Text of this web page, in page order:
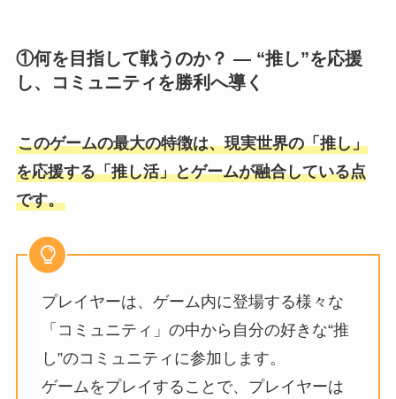
①何を⽬指して戦うのか？ — “推し”を応援
し、コミュニティを勝利へ導く
このゲームの最⼤の特徴は、現実世界の「推し」
を応援する「推し活」とゲームが融合している点
です。
プレイヤーは、ゲーム内に登場する様々な
「コミュニティ」の中から⾃分の好きな“推
し”のコミュニティに参加します。
ゲームをプレイすることで、プレイヤーは